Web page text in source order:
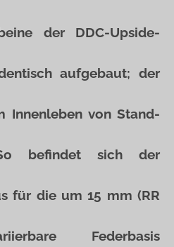
der DDC-Upside-
aufgebaut; der
Innenleben von Stand-
befindet sich der
für die um 15 mm (RR
Federbasis